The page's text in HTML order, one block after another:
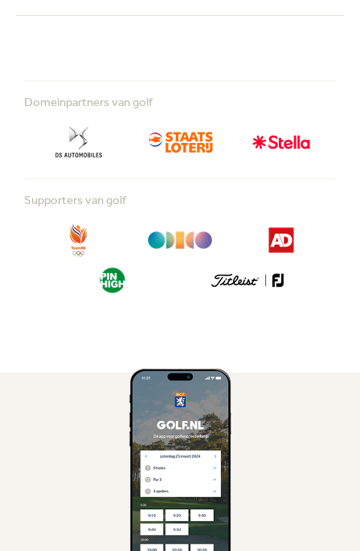
Domeinpartners van golf
Supporters van golf